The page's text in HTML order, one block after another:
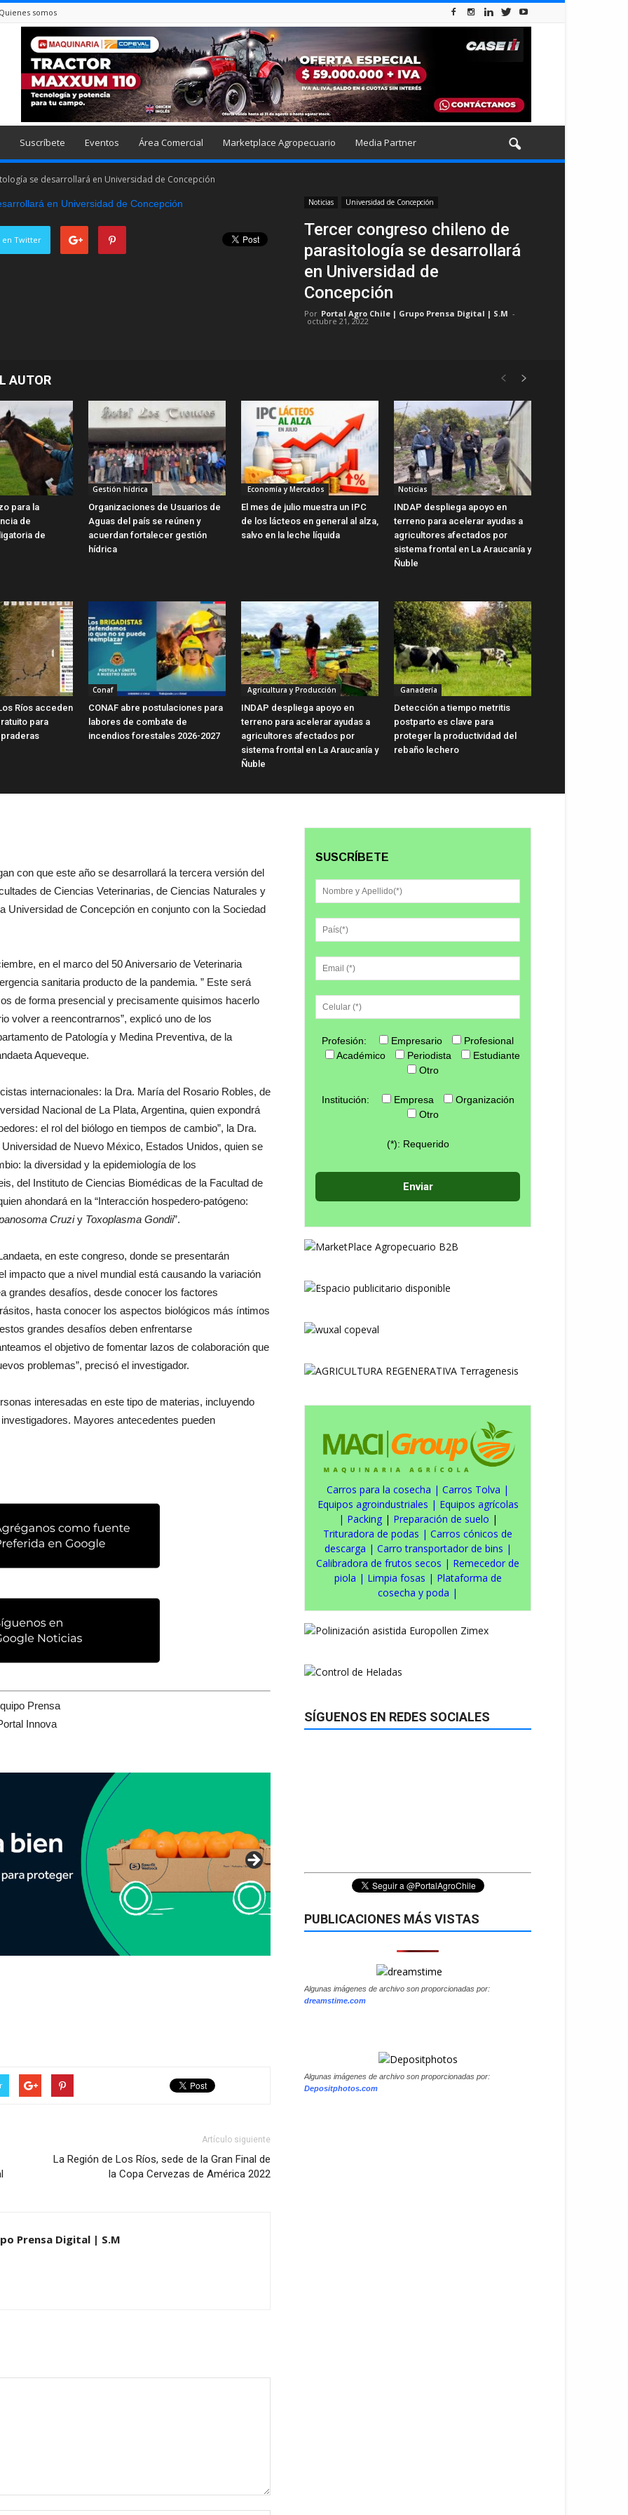
somos
Suscríbete Eventos Área Comercial Marketplace Agropecuario Media Partner
se desarrollará en Universidad de Concepción
Noticias Universidad de Concepción
Tercer congreso chileno de
parasitología se desarrollará
en Universidad de
Concepción
Por Portal Agro Chile | Grupo Prensa Digital | S.M -
octubre 21, 2022
Twitter
AUTOR
para la
de
de
Gestión hídrica
Organizaciones de Usuarios de
Aguas del país se reúnen y
acuerdan fortalecer gestión
hídrica
Economía y Mercados
El mes de julio muestra un IPC
de los lácteos en general al alza,
salvo en la leche líquida
Noticias
INDAP despliega apoyo en
terreno para acelerar ayudas a
agricultores afectados por
sistema frontal en La Araucanía y
Ñuble
Ríos acceden
para
Conaf
CONAF abre postulaciones para
labores de combate de
incendios forestales 2026-2027
Agricultura y Producción
INDAP despliega apoyo en
terreno para acelerar ayudas a
agricultores afectados por
sistema frontal en La Araucanía y
Ñuble
Ganadería
Detección a tiempo metritis
postparto es clave para
proteger la productividad del
rebaño lechero
con que este año se desarrollará la tercera versión del
de Ciencias Veterinarias, de Ciencias Naturales y
Universidad de Concepción en conjunto con la Sociedad
en el marco del 50 Aniversario de Veterinaria
sanitaria producto de la pandemia. ” Este será
de forma presencial y precisamente quisimos hacerlo
volver a reencontrarnos”, explicó uno de los
de Patología y Medina Preventiva, de la
Aqueveque.
internacionales: la Dra. María del Rosario Robles, de
Nacional de La Plata, Argentina, quien expondrá
el rol del biólogo en tiempos de cambio”, la Dra.
de Nuevo México, Estados Unidos, quien se
la diversidad y la epidemiología de los
del Instituto de Ciencias Biomédicas de la Facultad de
ahondará en la “Interacción hospedero-patógeno:
Cruziy Toxoplasma Gondii”.
en este congreso, donde se presentarán
impacto que a nivel mundial está causando la variación
grandes desafíos, desde conocer los factores
hasta conocer los aspectos biológicos más íntimos
grandes desafíos deben enfrentarse
el objetivo de fomentar lazos de colaboración que
problemas”, precisó el investigador.
interesadas en este tipo de materias, incluyendo
Mayores antecedentes pueden
Prensa
Innova
Artículo siguiente
La Región de Los Ríos, sede de la Gran Final de
la Copa Cervezas de América 2022
Prensa Digital | S.M
SUSCRÍBETE
Profesión: Empresario
Profesional
Académico
Periodista
Estudiante
Otro
Institución: Empresa
Organización
Otro
(*): Requerido
Carros para la cosecha | Carros Tolva |
Equipos agroindustriales | Equipos agrícolas
| Packing| Preparación de suelo |
Trituradora de podas | Carros cónicos de
descarga | Carro transportador de bins |
Calibradora de frutos secos | Remecedor de
piola | Limpia fosas | Plataforma de
cosecha y poda |
SÍGUENOS EN REDES SOCIALES
PUBLICACIONES MÁS VISTAS
Algunas imágenes de archivo son proporcionadas por:
dreamstime.com
Algunas imágenes de archivo son proporcionadas por:
Depositphotos.com